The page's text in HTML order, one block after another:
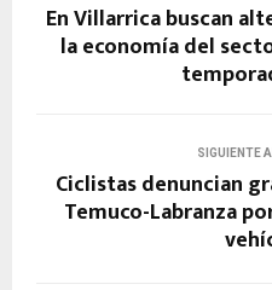
En Villarrica buscan
la economía del
SIGUIENTE
Ciclistas denuncian
Temuco-Labranza